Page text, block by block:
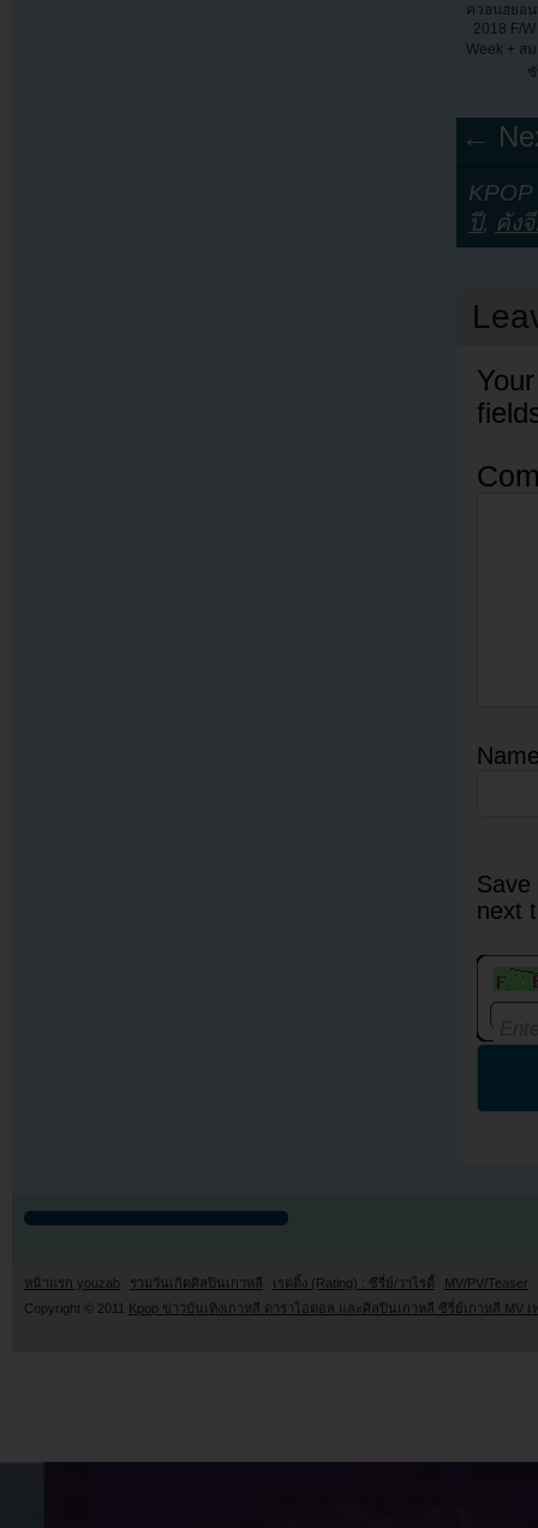
ควอนฮยอ
2018 F/
Week + ส
←
ปี, คัง
next
หน้าแรก youzab รวมวันเกิดศิลปินเกาหลี เรตติ้ง (Rating) : ซีรี่ย์/วาไรตี้
MV/PV/Teaser
Copyright © 2011 Kpop ข่าวบันเทิงเกาหลี ดาราไอดอล และศิลปินเกาหลี ซีรี่ย์เกาหลี MV